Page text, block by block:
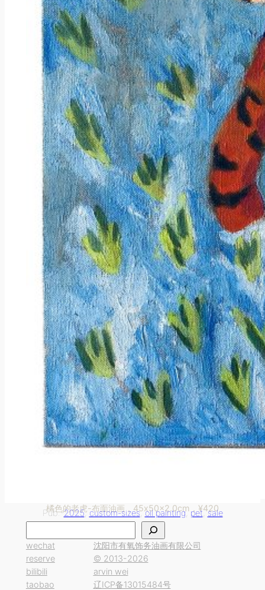
橘色的老虎-布面油画，45x50x2.0cm，¥420
Pub.-2025, custom-sizes, oil painting, pet, sale
索
wechat
reserve
bilibili
taobao
沈阳市有氧饰务油画有限公司
© 2013-2026
arvin wei
辽ICP备13015484号